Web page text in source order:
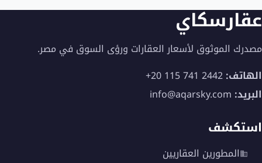
عقارسكاي
مصدرك الموثوق لأسعار العقارات ورؤى السوق في مصر.
الهاتف:+20 115 741 2442
البريد: info@aqarsky.com
استكشف
المطورين العقاريين